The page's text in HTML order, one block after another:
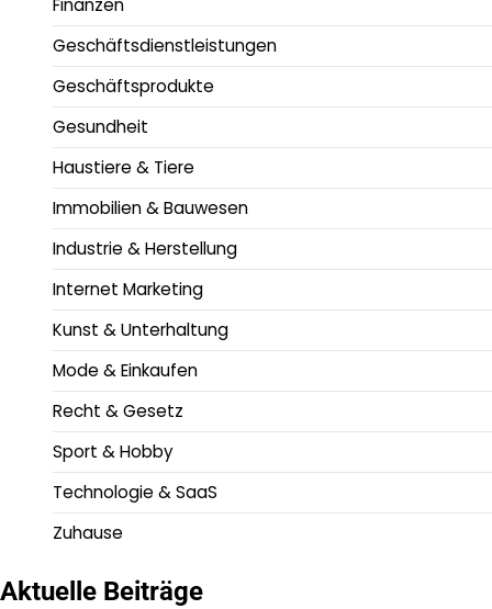
Finanzen
Geschäftsdienstleistungen
Geschäftsprodukte
Gesundheit
Haustiere & Tiere
Immobilien & Bauwesen
Industrie & Herstellung
Internet Marketing
Kunst & Unterhaltung
Mode & Einkaufen
Recht & Gesetz
Sport & Hobby
Technologie & SaaS
Zuhause
Aktuelle Beiträge